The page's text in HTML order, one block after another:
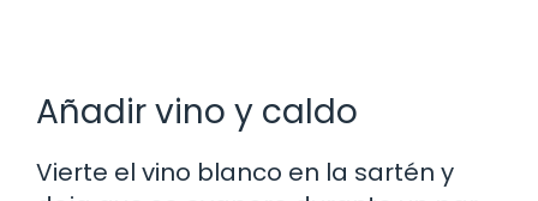
Añadir vino y caldo
Vierte el vino blanco en la sartén y